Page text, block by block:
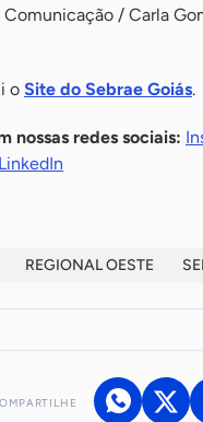
Comunicação / Carla
o Site do Sebrae Goiás.
nossas redes sociais:
LinkedIn
REGIONAL OESTE